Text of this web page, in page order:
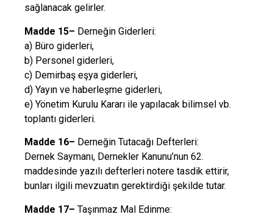
sağlanacak gelirler.
Madde 15– Derneğin Giderleri:
a) Büro giderleri,
b) Personel giderleri,
c) Demirbaş eşya giderleri,
d) Yayın ve haberleşme giderleri,
e) Yönetim Kurulu Kararı ile yapılacak bilimsel vb.
toplantı giderleri.
Madde 16– Derneğin Tutacağı Defterleri:
Dernek Saymanı, Dernekler Kanunu’nun 62.
maddesinde yazılı defterleri notere tasdik ettirir,
bunları ilgili mevzuatın gerektirdiği şekilde tutar.
Madde 17– Taşınmaz Mal Edinme: